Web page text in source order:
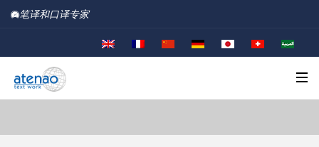
笔译和口译专家